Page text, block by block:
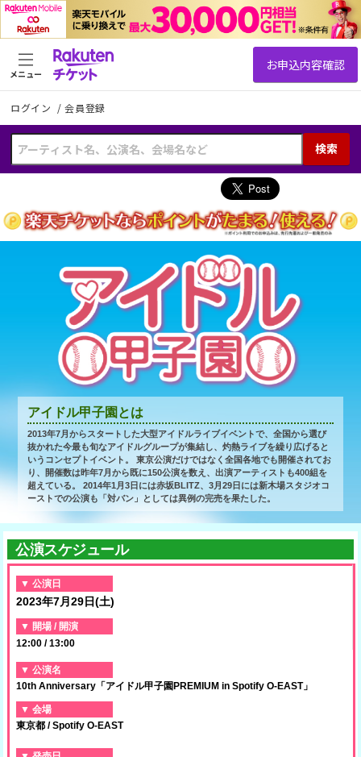
ログイン /会員登録
検索
メニュー
アイドル甲子園とは
2013年7月からスタートした大型アイドルライブイベントで、全国から選び
抜かれた今最も旬なアイドルグループが集結し、灼熱ライブを繰り広げると
いうコンセプトイベント。東京公演だけではなく全国各地でも開催されてお
り、開催数は昨年7月から既に150公演を数え、出演アーティストも400組を
超えている。2014年1月3日には赤坂BLITZ、3月29日には新木場スタジオコ
ーストでの公演も「対バン」としては異例の完売を果たした。
公演スケジュール
公演日
2023年7月29日(土)
開場 / 開演
12:00 / 13:00
公演名
10th Anniversary「アイドル甲子園PREMIUM in Spotify O-EAST」
会場
東京都 / Spotify O-EAST